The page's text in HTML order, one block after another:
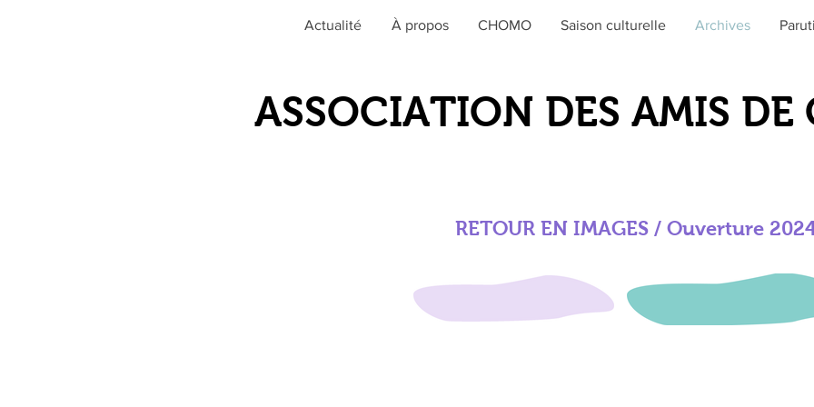
Actualité À propos CHOMO Saison culturelle Archives
ASSOCIATION DES AMIS DE
RETOUR EN IMAGES / Ouverture
juillet
juillet